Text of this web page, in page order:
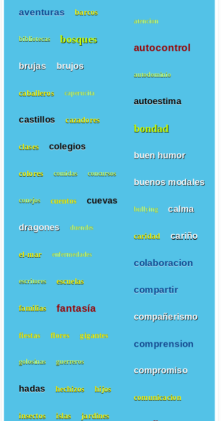
atencion
autocontrol
autodominio
autoestima
bondad
buen humor
buenos modales
bullying calma
caridad cariño
colaboracion
compartir
compañerismo
comprension
compromiso
comunicacion
aventuras barcos
bibliotecas bosques
brujas brujos
caballeros caperucita
castillos cazadores
clases colegios
colores comidas concursos
conejos cuentos cuevas
dragones duendes
el-mar enfermedades
escritores escuelas
familias fantasía
fiestas flores gigantes
golosinas guerreros
hadas hechizos hijos
insectos islas jardines